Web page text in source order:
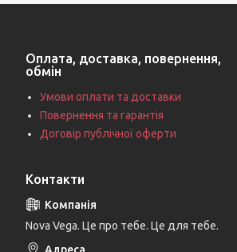
Оплата, доставка, повернення,
обмін
Умови оплати та доставки
Повернення та гарантія
Договір публічної оферти
Контакти
Nova Vega. Це про тебе. Це для тебе.